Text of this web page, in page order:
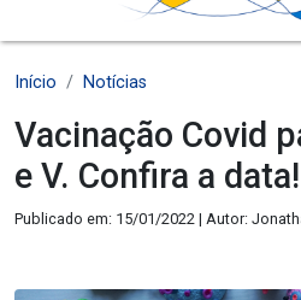
Início Notícias
Vacinação Covid
e V. Confira a data!
Publicado em: 15/01/2022 | Autor: